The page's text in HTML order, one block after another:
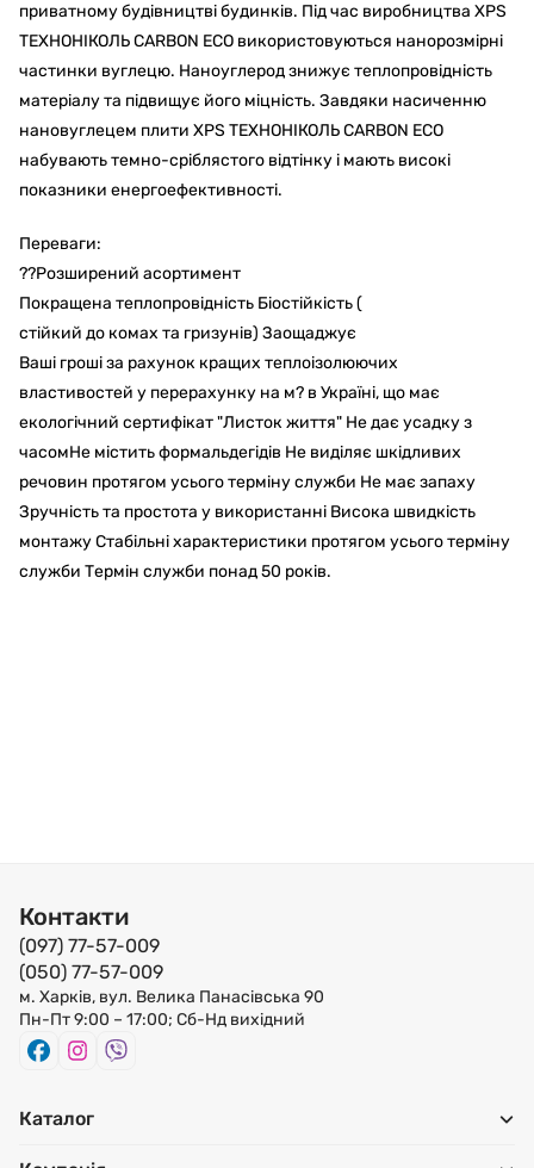
приватному будівництві будинків. Під час виробництва XPS
ТЕХНОНІКОЛЬ CARBON ECO використовуються нанорозмірні
частинки вуглецю. Наноуглерод знижує теплопровідність
матеріалу та підвищує його міцність. Завдяки насиченню
нановуглецем плити XPS ТЕХНОНІКОЛЬ CARBON ECO
набувають темно-сріблястого відтінку і мають високі
показники енергоефективності.
Переваги:
??Розширений асортимент
Покращена теплопровідність Біостійкість(
стійкий до комах та гризунів) Заощаджує
Ваші гроші за рахунок кращих теплоізолюючих
властивостей у перерахунку на м? в Україні, що має
екологічний сертифікат "Листок життя" Не дає усадку з
часомНе містить формальдегідів Не виділяє шкідливих
речовин протягом усього терміну служби Не має запаху
Зручність та простота у використанні Висока швидкість
монтажуСтабільні характеристики протягом усього терміну
служби Термін служби понад 50 років.
Контакти
(097) 77-57-009
(050) 77-57-009
м. Харків, вул. Велика Панасівська 90
Пн-Пт 9:00 – 17:00; Сб-Нд вихідний
Каталог